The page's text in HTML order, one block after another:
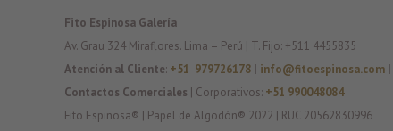
Fito Espinosa Galería
Av. Grau 324 Miraflores. Lima – Perú | T. Fijo: +511 4455835
Atención al Cliente: +51 979726178 | info@fitoespinosa.com |
Contactos Comerciales | Corporativos: +51 990048084
Fito Espinosa® | Papel de Algodón® 2022 | RUC 20562830996